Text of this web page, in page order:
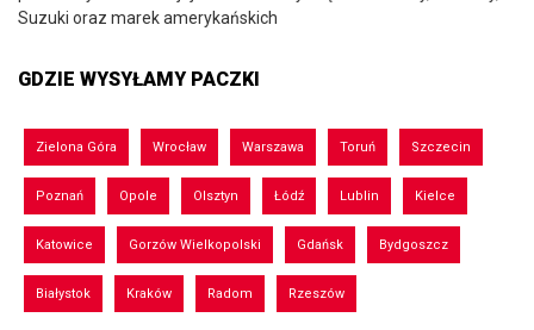
Suzuki oraz marek amerykańskich
GDZIE WYSYŁAMY PACZKI
Zielona Góra Wrocław Warszawa Toruń Szczecin
Poznań Opole Olsztyn Łódź Lublin Kielce
Katowice Gorzów Wielkopolski Gdańsk Bydgoszcz
Białystok Kraków Radom Rzeszów